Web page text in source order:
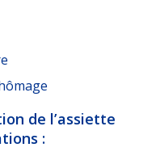
de l’assiette
: